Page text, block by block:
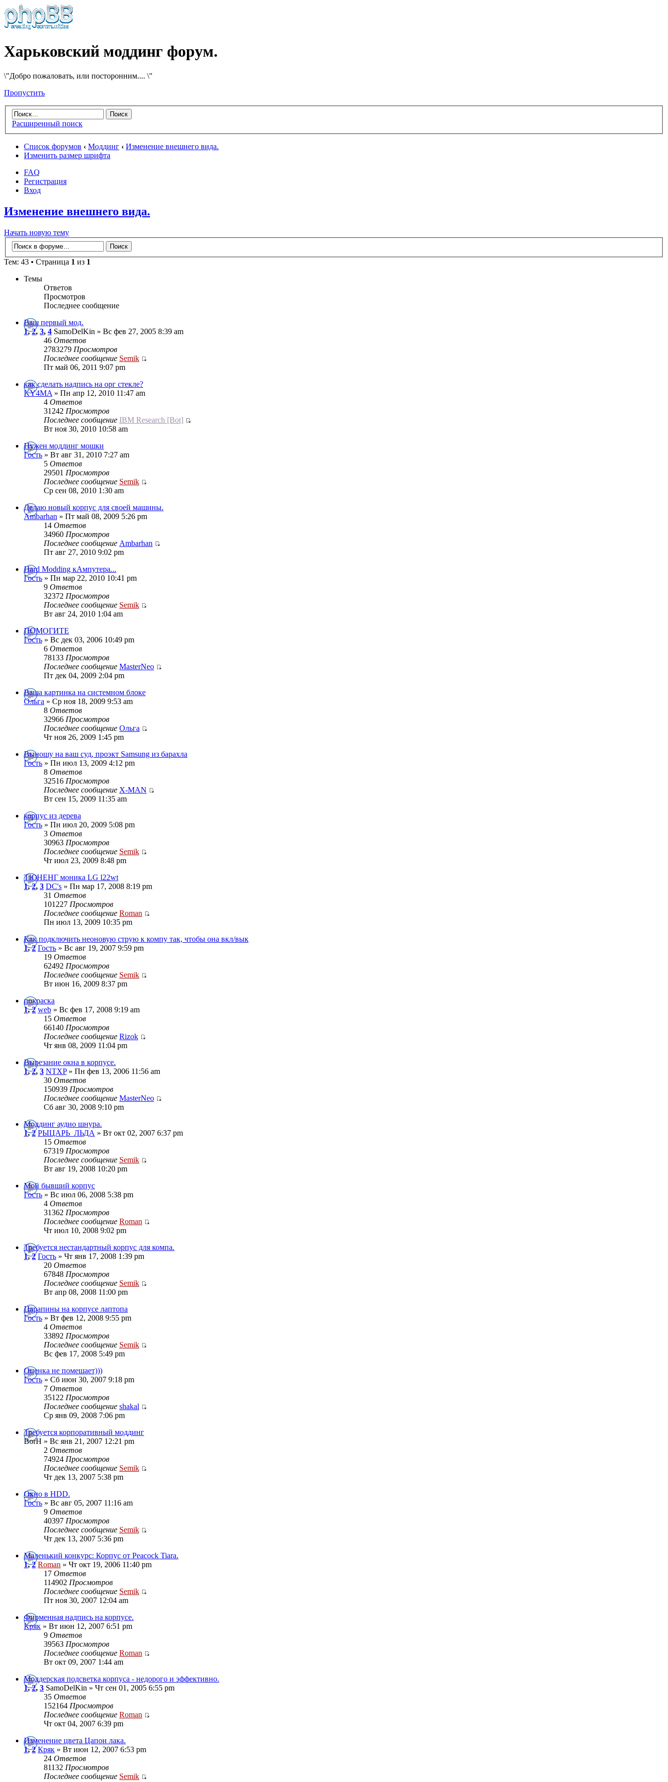
Харьковский моддинг форум.
\"Добро пожаловать, или посторонним.... \"
Пропустить
Расширенный поиск
Список форумов ‹ Моддинг ‹ Изменение внешнего вида.
Изменить размер шрифта
FAQ
Регистрация
Вход
Изменение внешнего вида.
Начать новую тему
Тем: 43 • Страница 1 из 1
Темы
Ответов
Просмотров
Последнее сообщение
Ваш первый мод.
1,2, 3, 4 SamoDelKin » Вс фев 27, 2005 8:39 am
46 Ответов
2783279 Просмотров
Последнее сообщение Semik
Пт май 06, 2011 9:07 pm
как сделать надпись на орг стекле?
KY4MA » Пн апр 12, 2010 11:47 am
4 Ответов
31242 Просмотров
Последнее сообщение IBM Research [Bot]
Вт ноя 30, 2010 10:58 am
Нужен моддинг мошки
Гость » Вт авг 31, 2010 7:27 am
5 Ответов
29501 Просмотров
Последнее сообщение Semik
Ср сен 08, 2010 1:30 am
Делаю новый корпус для своей машины.
Ambarhan » Пт май 08, 2009 5:26 pm
14 Ответов
34960 Просмотров
Последнее сообщение Ambarhan
Пт авг 27, 2010 9:02 pm
Hard Modding кАмпутера...
Гость » Пн мар 22, 2010 10:41 pm
9 Ответов
32372 Просмотров
Последнее сообщение Semik
Вт авг 24, 2010 1:04 am
ПОМОГИТЕ
Гость » Вс дек 03, 2006 10:49 pm
6 Ответов
78133 Просмотров
Последнее сообщение MasterNeo
Пт дек 04, 2009 2:04 pm
Ваша картинка на системном блоке
Ольга » Ср ноя 18, 2009 9:53 am
8 Ответов
32966 Просмотров
Последнее сообщение Ольга
Чт ноя 26, 2009 1:45 pm
Выношу на ваш суд, проэкт Samsung из барахла
Гость » Пн июл 13, 2009 4:12 pm
8 Ответов
32516 Просмотров
Последнее сообщение X-MAN
Вт сен 15, 2009 11:35 am
корпус из дерева
Гость » Пн июл 20, 2009 5:08 pm
3 Ответов
30963 Просмотров
Последнее сообщение Semik
Чт июл 23, 2009 8:48 pm
ТЮНЕНГ моника LG l22wt
1,2, 3 DC's » Пн мар 17, 2008 8:19 pm
31 Ответов
101227 Просмотров
Последнее сообщение Roman
Пн июл 13, 2009 10:35 pm
Как подключить неоновую струю к компу так, чтобы она вкл/вык
1,2 Гость » Вс авг 19, 2007 9:59 pm
19 Ответов
62492 Просмотров
Последнее сообщение Semik
Вт июн 16, 2009 8:37 pm
покраска
1,2 web » Вс фев 17, 2008 9:19 am
15 Ответов
66140 Просмотров
Последнее сообщение Rizok
Чт янв 08, 2009 11:04 pm
Вырезание окна в корпусе.
1,2, 3 NTXP» Пн фев 13, 2006 11:56 am
30 Ответов
150939 Просмотров
Последнее сообщение MasterNeo
Сб авг 30, 2008 9:10 pm
Моддинг аудио шнура.
1,2 РЫЦАРЬ_ЛЬДА » Вт окт 02, 2007 6:37 pm
15 Ответов
67319 Просмотров
Последнее сообщение Semik
Вт авг 19, 2008 10:20 pm
Мой бывший корпус
Гость » Вс июл 06, 2008 5:38 pm
4 Ответов
31362 Просмотров
Последнее сообщение Roman
Чт июл 10, 2008 9:02 pm
Требуется нестандартный корпус для компа.
1,2 Гость » Чт янв 17, 2008 1:39 pm
20 Ответов
67848 Просмотров
Последнее сообщение Semik
Вт апр 08, 2008 11:00 pm
Царапины на корпусе лаптопа
Гость » Вт фев 12, 2008 9:55 pm
4 Ответов
33892 Просмотров
Последнее сообщение Semik
Вс фев 17, 2008 5:49 pm
Оценка не помешает)))
Гость » Сб июн 30, 2007 9:18 pm
7 Ответов
35122 Просмотров
Последнее сообщение shakal
Ср янв 09, 2008 7:06 pm
Требуется корпоративный моддинг
BorH » Вс янв 21, 2007 12:21 pm
2 Ответов
74924 Просмотров
Последнее сообщение Semik
Чт дек 13, 2007 5:38 pm
Окно в HDD.
Гость » Вс авг 05, 2007 11:16 am
9 Ответов
40397 Просмотров
Последнее сообщение Semik
Чт дек 13, 2007 5:36 pm
Маленький конкурс: Корпус от Peacock Tiara.
1,2 Roman » Чт окт 19, 2006 11:40 pm
17 Ответов
114902 Просмотров
Последнее сообщение Semik
Пт ноя 30, 2007 12:04 am
Фирменная надпись на корпусе.
Кряк » Вт июн 12, 2007 6:51 pm
9 Ответов
39563 Просмотров
Последнее сообщение Roman
Вт окт 09, 2007 1:44 am
Моддерская подсветка корпуса - недорого и эффективно.
1,2, 3 SamoDelKin » Чт сен 01, 2005 6:55 pm
35 Ответов
152164 Просмотров
Последнее сообщение Roman
Чт окт 04, 2007 6:39 pm
Изменение цвета Цапон лака.
1,2 Кряк » Вт июн 12, 2007 6:53 pm
24 Ответов
81132 Просмотров
Последнее сообщение Semik